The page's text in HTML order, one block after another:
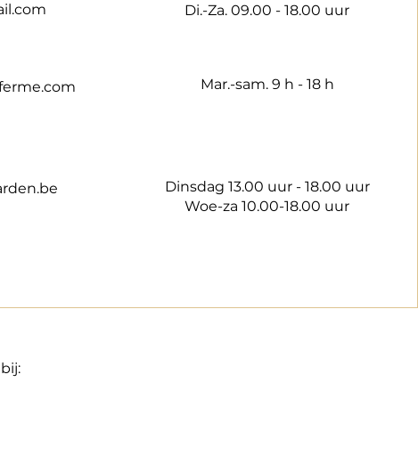
Di.-Za. 09.00 - 18.00 uur
Mar.-sam. 9 h - 18 h
Dinsdag 13.00 uur - 18.00 uur
Woe-za 10.00-18.00 uur